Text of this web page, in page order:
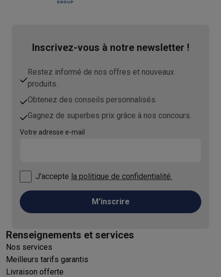
Inscrivez-vous à notre newsletter !
Restez informé de nos offres et nouveaux
produits.
Obtenez des conseils personnalisés.
Gagnez de superbes prix grâce à nos concours.
Votre adresse e-mail
J'accepte la politique de confidentialité.
M'inscrire
Renseignements et services
Nos services
Meilleurs tarifs garantis
Livraison offerte